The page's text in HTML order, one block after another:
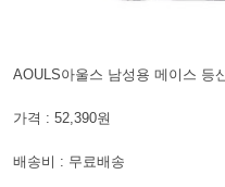
AOULS아울스 남성용 메이스 등
가격 : 52,390원
배송비 : 무료배송